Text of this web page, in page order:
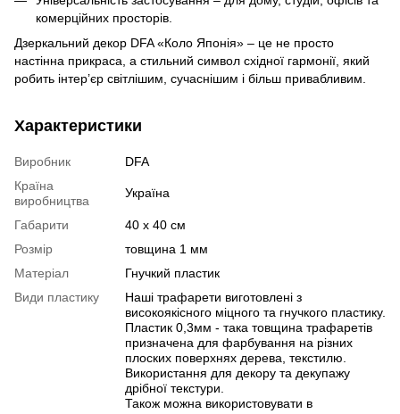
комерційних просторів.
Дзеркальний декор DFA «Коло Японія» – це не просто
настінна прикраса, а стильний символ східної гармонії, який
робить інтер’єр світлішим, сучаснішим і більш привабливим.
Характеристики
Виробник
DFA
Країна
виробництва
Україна
Габарити
40 x 40 см
Розмір
товщина 1 мм
Матеріал
Гнучкий пластик
Види пластику
Наші трафарети виготовлені з
високоякісного міцного та гнучкого пластику.
Пластик 0,3мм - така товщина трафаретів
призначена для фарбування на різних
плоских поверхнях дерева, текстилю.
Використання для декору та декупажу
дрібної текстури.
Також можна використовувати в